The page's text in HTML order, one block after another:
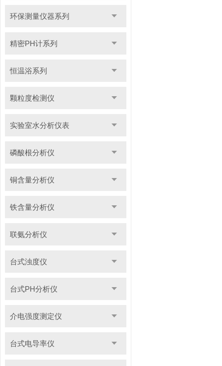
环保测量仪器系列
精密PH计系列
恒温浴系列
颗粒度检测仪
实验室水分析仪表
磷酸根分析仪
铜含量分析仪
铁含量分析仪
联氨分析仪
台式浊度仪
台式PH分析仪
介电强度测定仪
台式电导率仪